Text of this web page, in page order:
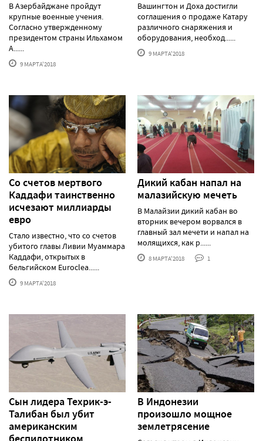
В Азербайджане пройдут
крупные военные учения.
Согласно утвержденному
президентом страны Ильхамом
А......
9 МАРТА'2018
Вашингтон и Доха достигли
соглашения о продаже Катару
различного снаряжения и
оборудования, необход......
9 МАРТА'2018
Со счетов мертвого
Каддафи таинственно
исчезают миллиарды
евро
Стало известно, что со счетов
убитого главы Ливии Муаммара
Каддафи, открытых в
бельгийском Euroclea......
9 МАРТА'2018
Дикий кабан напал на
малазийскую мечеть
В Малайзии дикий кабан во
вторник вечером ворвался в
главный зал мечети и напал на
молящихся, как р......
8 МАРТА'2018 1
Сын лидера Техрик-э-
Талибан был убит
американским
В Индонезии
произошло мощное
землетрясение